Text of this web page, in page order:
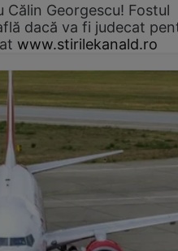
Călin Georgescu! Fostul
dacă va fi judecat
www.stirilekanald.ro